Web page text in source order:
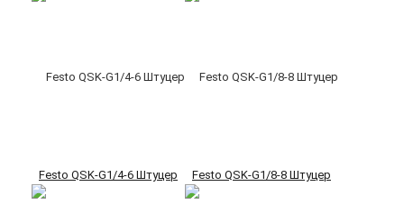
Festo QSK-G1/4-6 Штуцер Festo QSK-G1/8-8 Штуцер